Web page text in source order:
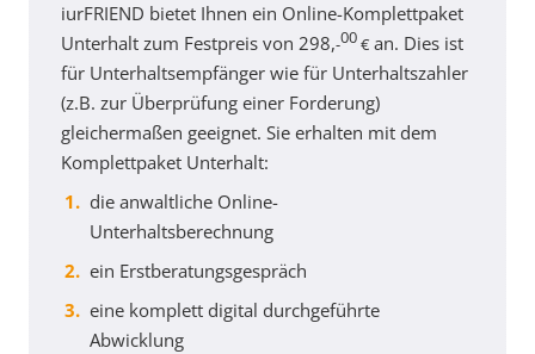
iurFRIEND bietet Ihnen ein Online-Komplettpaket
Unterhalt zum Festpreis von 298,-00€ an. Dies ist
für Unterhaltsempfänger wie für Unterhaltszahler
(z.B. zur Überprüfung einer Forderung)
gleichermaßen geeignet. Sie erhalten mit dem
Komplettpaket Unterhalt:
die anwaltliche Online-
Unterhaltsberechnung
ein Erstberatungsgespräch
eine komplett digital durchgeführte
Abwicklung